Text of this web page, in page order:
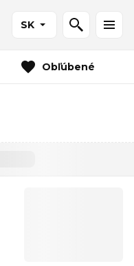
SK
Obľúbené